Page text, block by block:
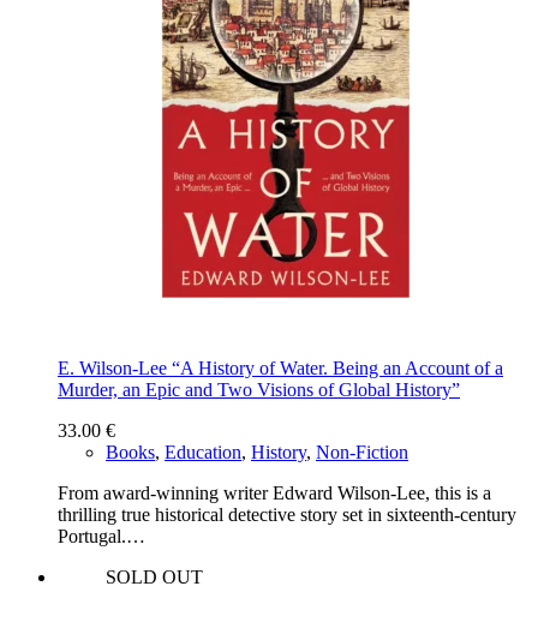
E. Wilson-Lee “A History of Water. Being an Account of a
Murder, an Epic and Two Visions of Global History”
33.00 €
Books, Education, History, Non-Fiction
From award-winning writer Edward Wilson-Lee, this is a
thrilling true historical detective story set in sixteenth-century
Portugal.…
SOLD OUT